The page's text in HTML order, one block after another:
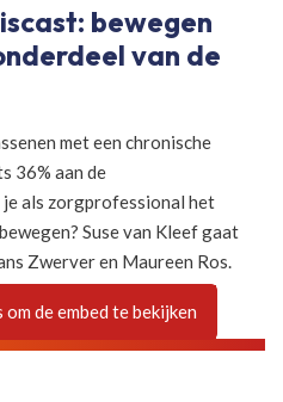
bewegen
van de
met een chronische
36% aan de
als zorgprofessional het
Suse van Kleef gaat
Zwerver en Maureen Ros.
de embed te bekijken